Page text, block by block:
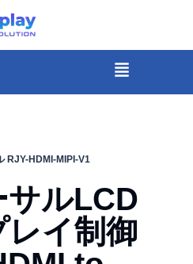
メ
ニ
ュ
RJY-HDMI-MIPI-V1
ルLCD
イ制御